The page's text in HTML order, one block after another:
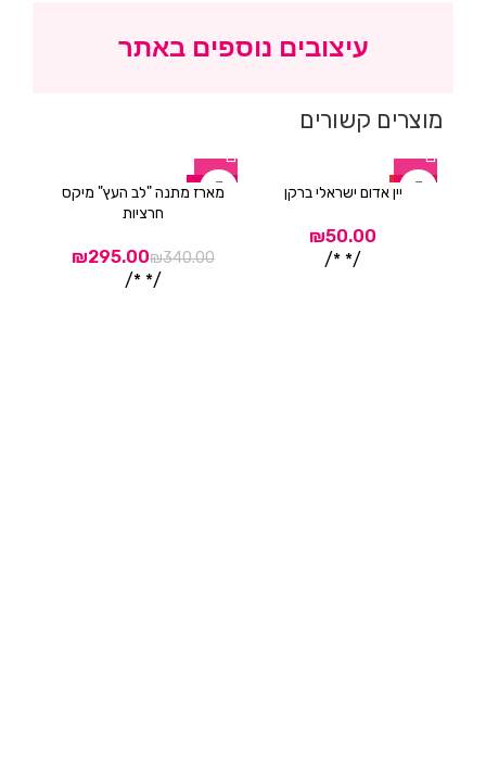
עיצובים נוספים באתר
מוצרים קשורים
HOTיין אדום ישראלי ברקן
/* */
-13%
מארז מתנה "לב העץ" מיקס
חרציות
₪
₪
/* */